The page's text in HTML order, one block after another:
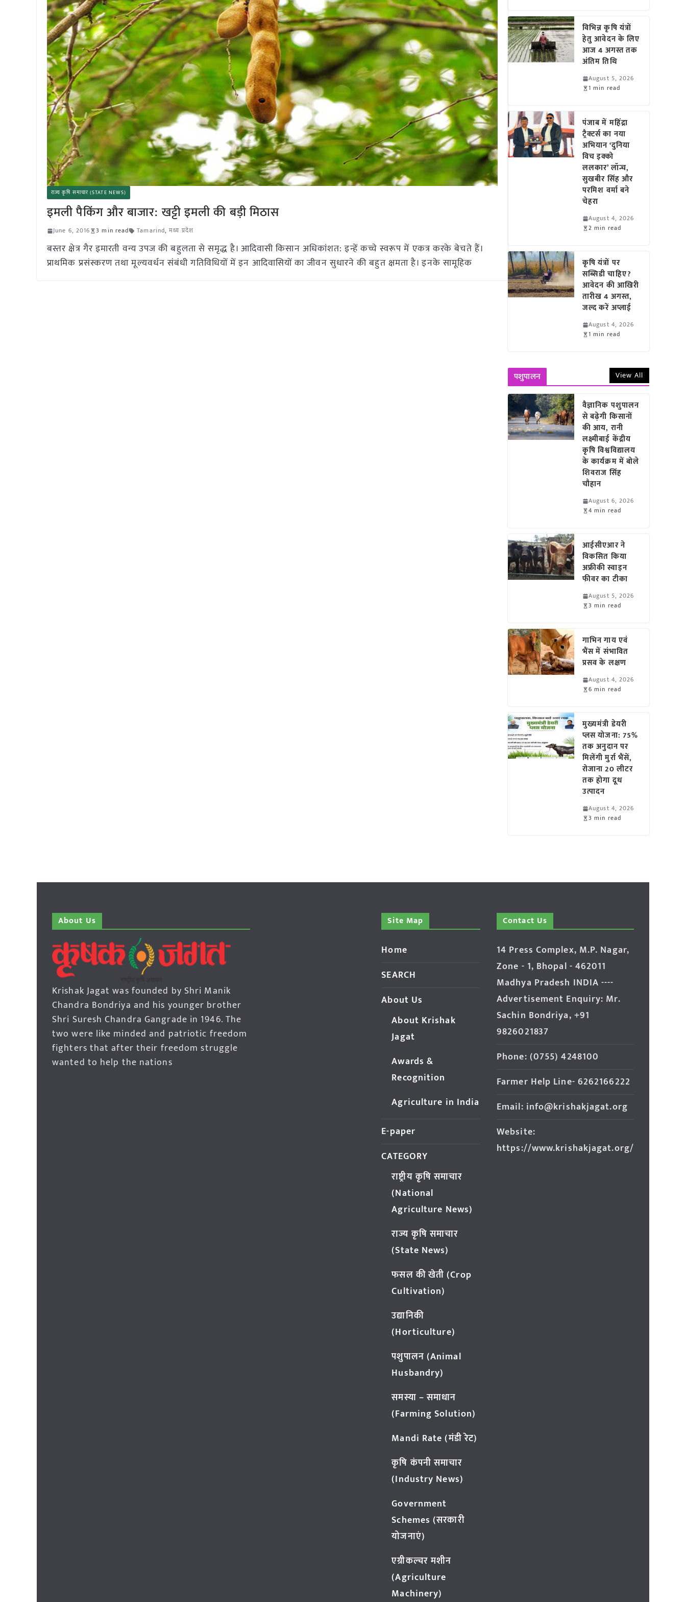
राज्य कृषि समाचार (STATE NEWS)
इमली पैकिंग और बाजार: खट्टी इमली की बड़ी मिठास
June 6, 2016 3 min read Tamarind,मध्य प्रदेश
बस्तर क्षेत्र गैर इमारती वन्य उपज की बहुलता से समृद्ध है। आदिवासी किसान अधिकांशत: इन्हें कच्चे स्वरूप में एकत्र करके बेचते हैं।
प्राथमिक प्रसंस्करण तथा मूल्यवर्धन संबंधी गतिविधियों में इन आदिवासियों का जीवन सुधारने की बहुत क्षमता है। इनके सामूहिक
विभिन्न कृषि यंत्रों
हेतु आवेदन के लिए
आज 4 अगस्त तक
अंतिम तिथि
August 5, 2026
1 min read
पंजाब में महिंद्रा
ट्रैक्टर्स का नया
अभियान ‘दुनिया
विच इक्को
ललकार’ लॉन्च,
सुखबीर सिंह और
परमिश वर्मा बने
चेहरा
August 4, 2026
2 min read
कृषि यंत्रों पर
सब्सिडी चाहिए?
आवेदन की आखिरी
तारीख 4 अगस्त,
जल्द करें अप्लाई
August 4, 2026
1 min read
पशुपालन View All
वैज्ञानिक पशुपालन
से बढ़ेगी किसानों
की आय, रानी
लक्ष्मीबाई केंद्रीय
कृषि विश्वविद्यालय
के कार्यक्रम में बोले
शिवराज सिंह
चौहान
August 6, 2026
4 min read
आईसीएआर ने
विकसित किया
अफ्रीकी स्वाइन
फीवर का टीका
August 5, 2026
3 min read
गाभिन गाय एवं
भैंस में संभावित
प्रसव के लक्षण
August 4, 2026
6 min read
मुख्यमंत्री डेयरी
प्लस योजना: 75%
तक अनुदान पर
मिलेंगी मुर्रा भैंसें,
रोजाना 20 लीटर
तक होगा दूध
उत्पादन
August 4, 2026
3 min read
About Us
Krishak Jagat was founded by Shri Manik
Chandra Bondriya and his younger brother
Shri Suresh Chandra Gangrade in 1946. The
two were like minded and patriotic freedom
fighters that after their freedom struggle
wanted to help the nations
Site Map
Home
SEARCH
About Us
About Krishak
Jagat
Awards &
Recognition
Agriculture in India
E-paper
CATEGORY
राष्ट्रीय कृषि समाचार
(National
Agriculture News)
राज्य कृषि समाचार
(State News)
फसल की खेती (Crop
Cultivation)
उद्यानिकी
(Horticulture)
पशुपालन (Animal
Husbandry)
समस्या – समाधान
(Farming Solution)
Mandi Rate (मंडी रेट)
कृषि कंपनी समाचार
(Industry News)
Government
Schemes (सरकारी
योजनाएं)
एग्रीकल्चर मशीन
(Agriculture
Machinery)
Contact Us
14 Press Complex, M.P. Nagar,
Zone - 1, Bhopal - 462011
Madhya Pradesh INDIA ----
Advertisement Enquiry: Mr.
Sachin Bondriya, +91
9826021837
Phone: (0755) 4248100
Farmer Help Line- 6262166222
Email: info@krishakjagat.org
Website:
https://www.krishakjagat.org/